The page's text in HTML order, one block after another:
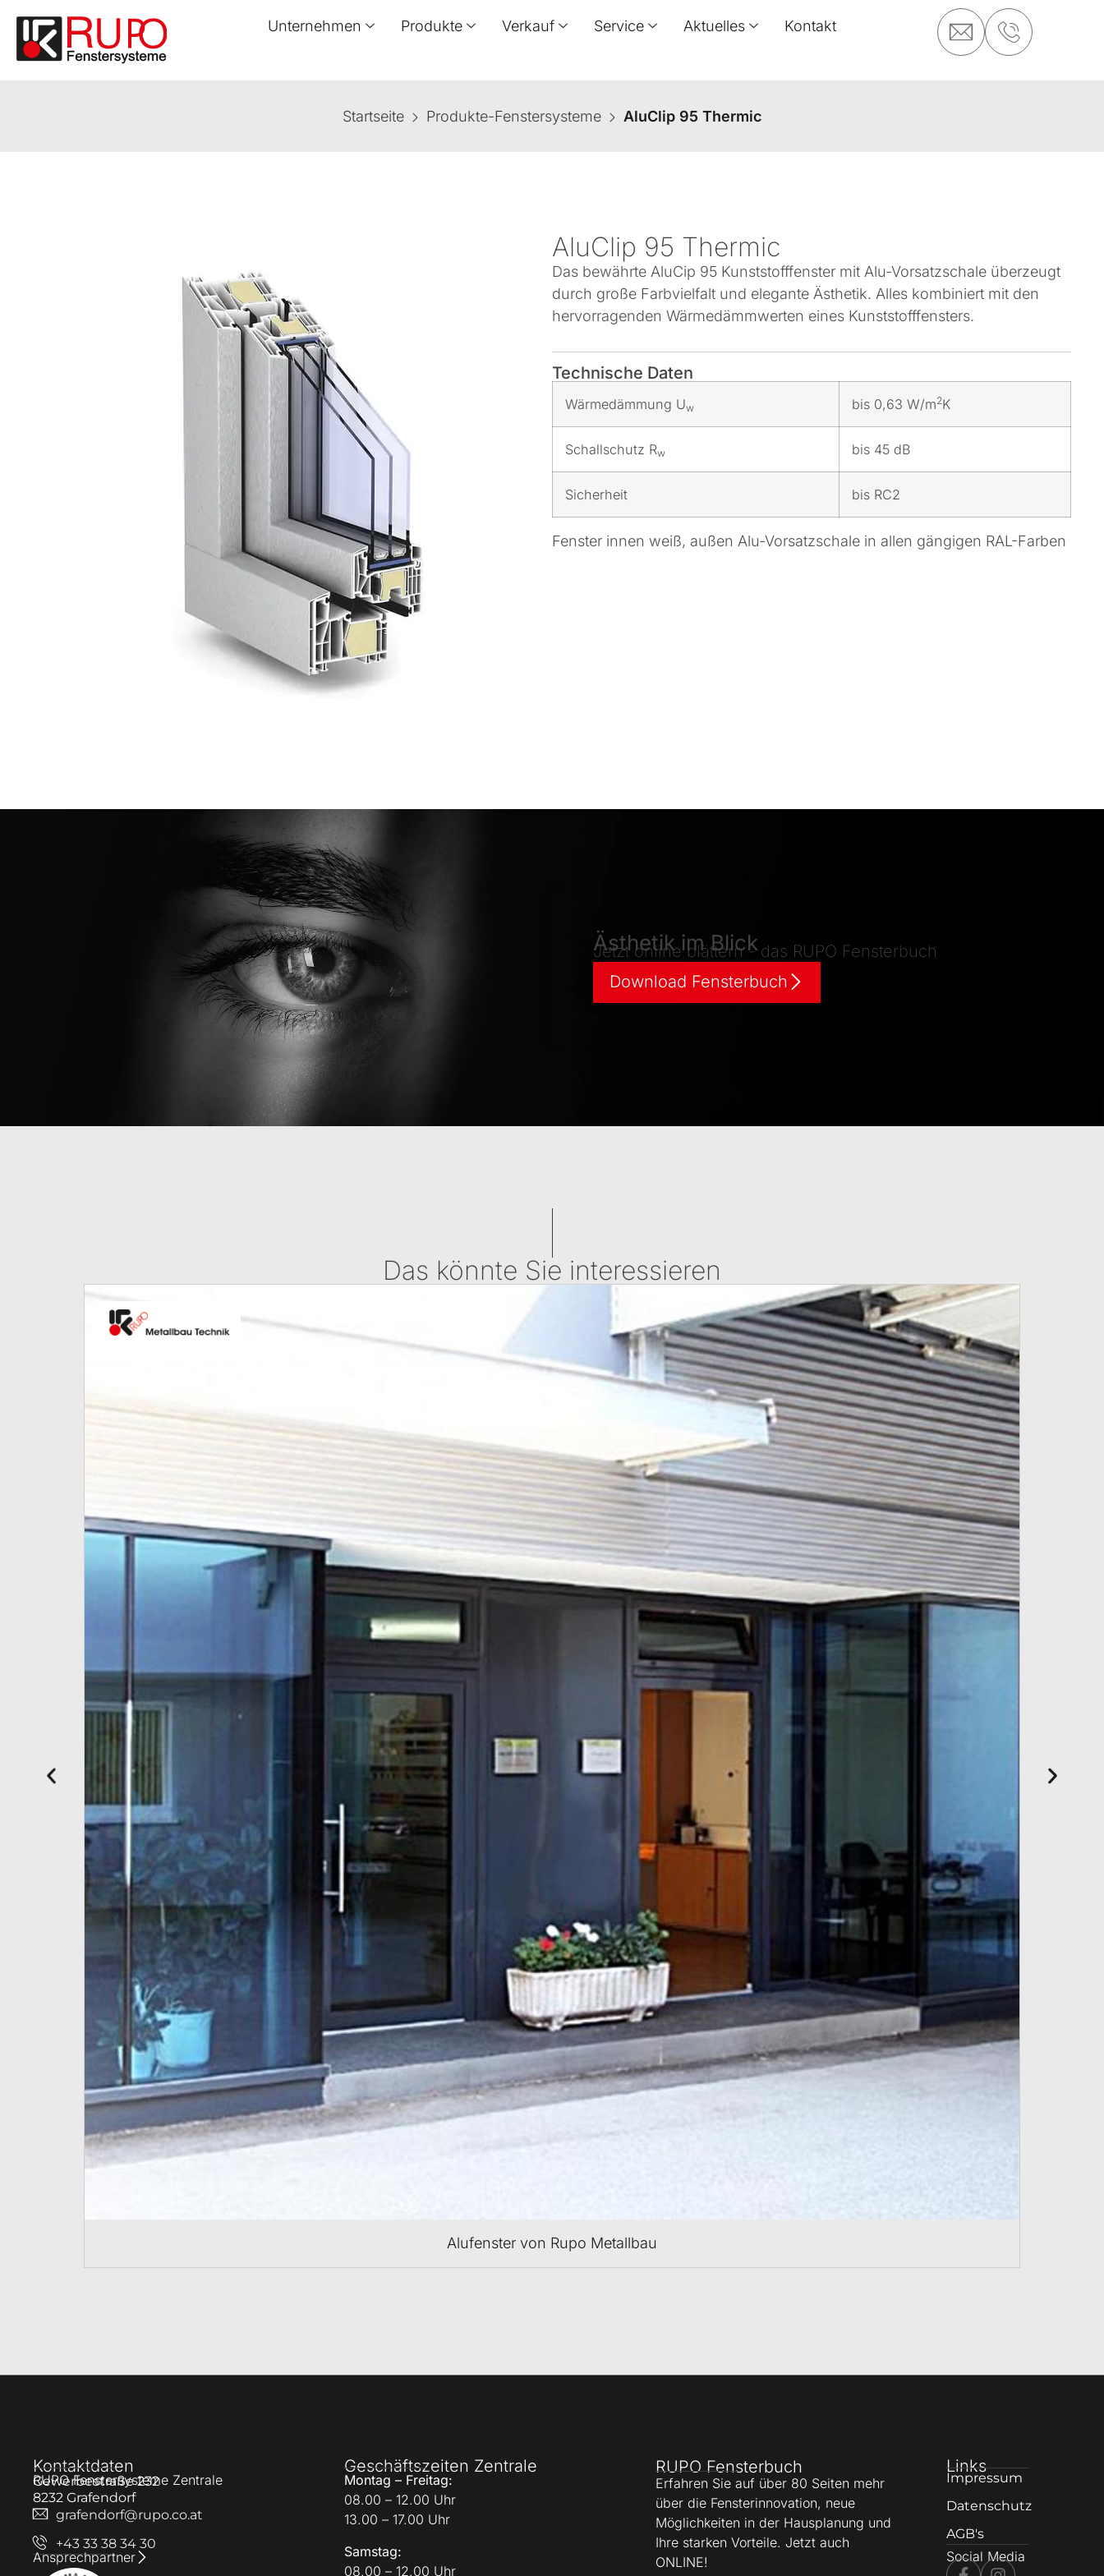
Unternehmen Produkte Verkauf Service Aktuelles Kontakt
Startseite Produkte-Fenstersysteme AluClip 95 Thermic
AluClip 95 Thermic
Das bewährte AluCip 95 Kunststofffenster mit Alu-Vorsatzschale überzeugt
durch große Farbvielfalt und elegante Ästhetik. Alles kombiniert mit den
hervorragenden Wärmedämmwerten eines Kunststofffensters.
Technische Daten
Wärmedämmung Uw bis 0,63 W/m2K
Schallschutz Rw bis 45 dB
Sicherheit bis RC2
Fenster innen weiß, außen Alu-Vorsatzschale in allen gängigen RAL-Farben
Ästhetik im Blick
Jetzt online blättern - das RUPO Fensterbuch
Download Fensterbuch
Das könnte Sie interessieren
Alufenster von Rupo Metallbau
Kontaktdaten
RUPO Fenstersysteme Zentrale
Gewerbestraße 232
8232 Grafendorf
grafendorf@rupo.co.at
+43 33 38 34 30
Ansprechpartner
Geschäftszeiten Zentrale
Montag – Freitag:
08.00 – 12.00 Uhr
13.00 – 17.00 Uhr
Samstag:
08.00 – 12.00 Uhr
RUPO Fensterbuch
Erfahren Sie auf über 80 Seiten mehr
über die Fensterinnovation, neue
Möglichkeiten in der Hausplanung und
Ihre starken Vorteile. Jetzt auch
ONLINE!
Links
Impressum
Datenschutz
AGB's
Social Media